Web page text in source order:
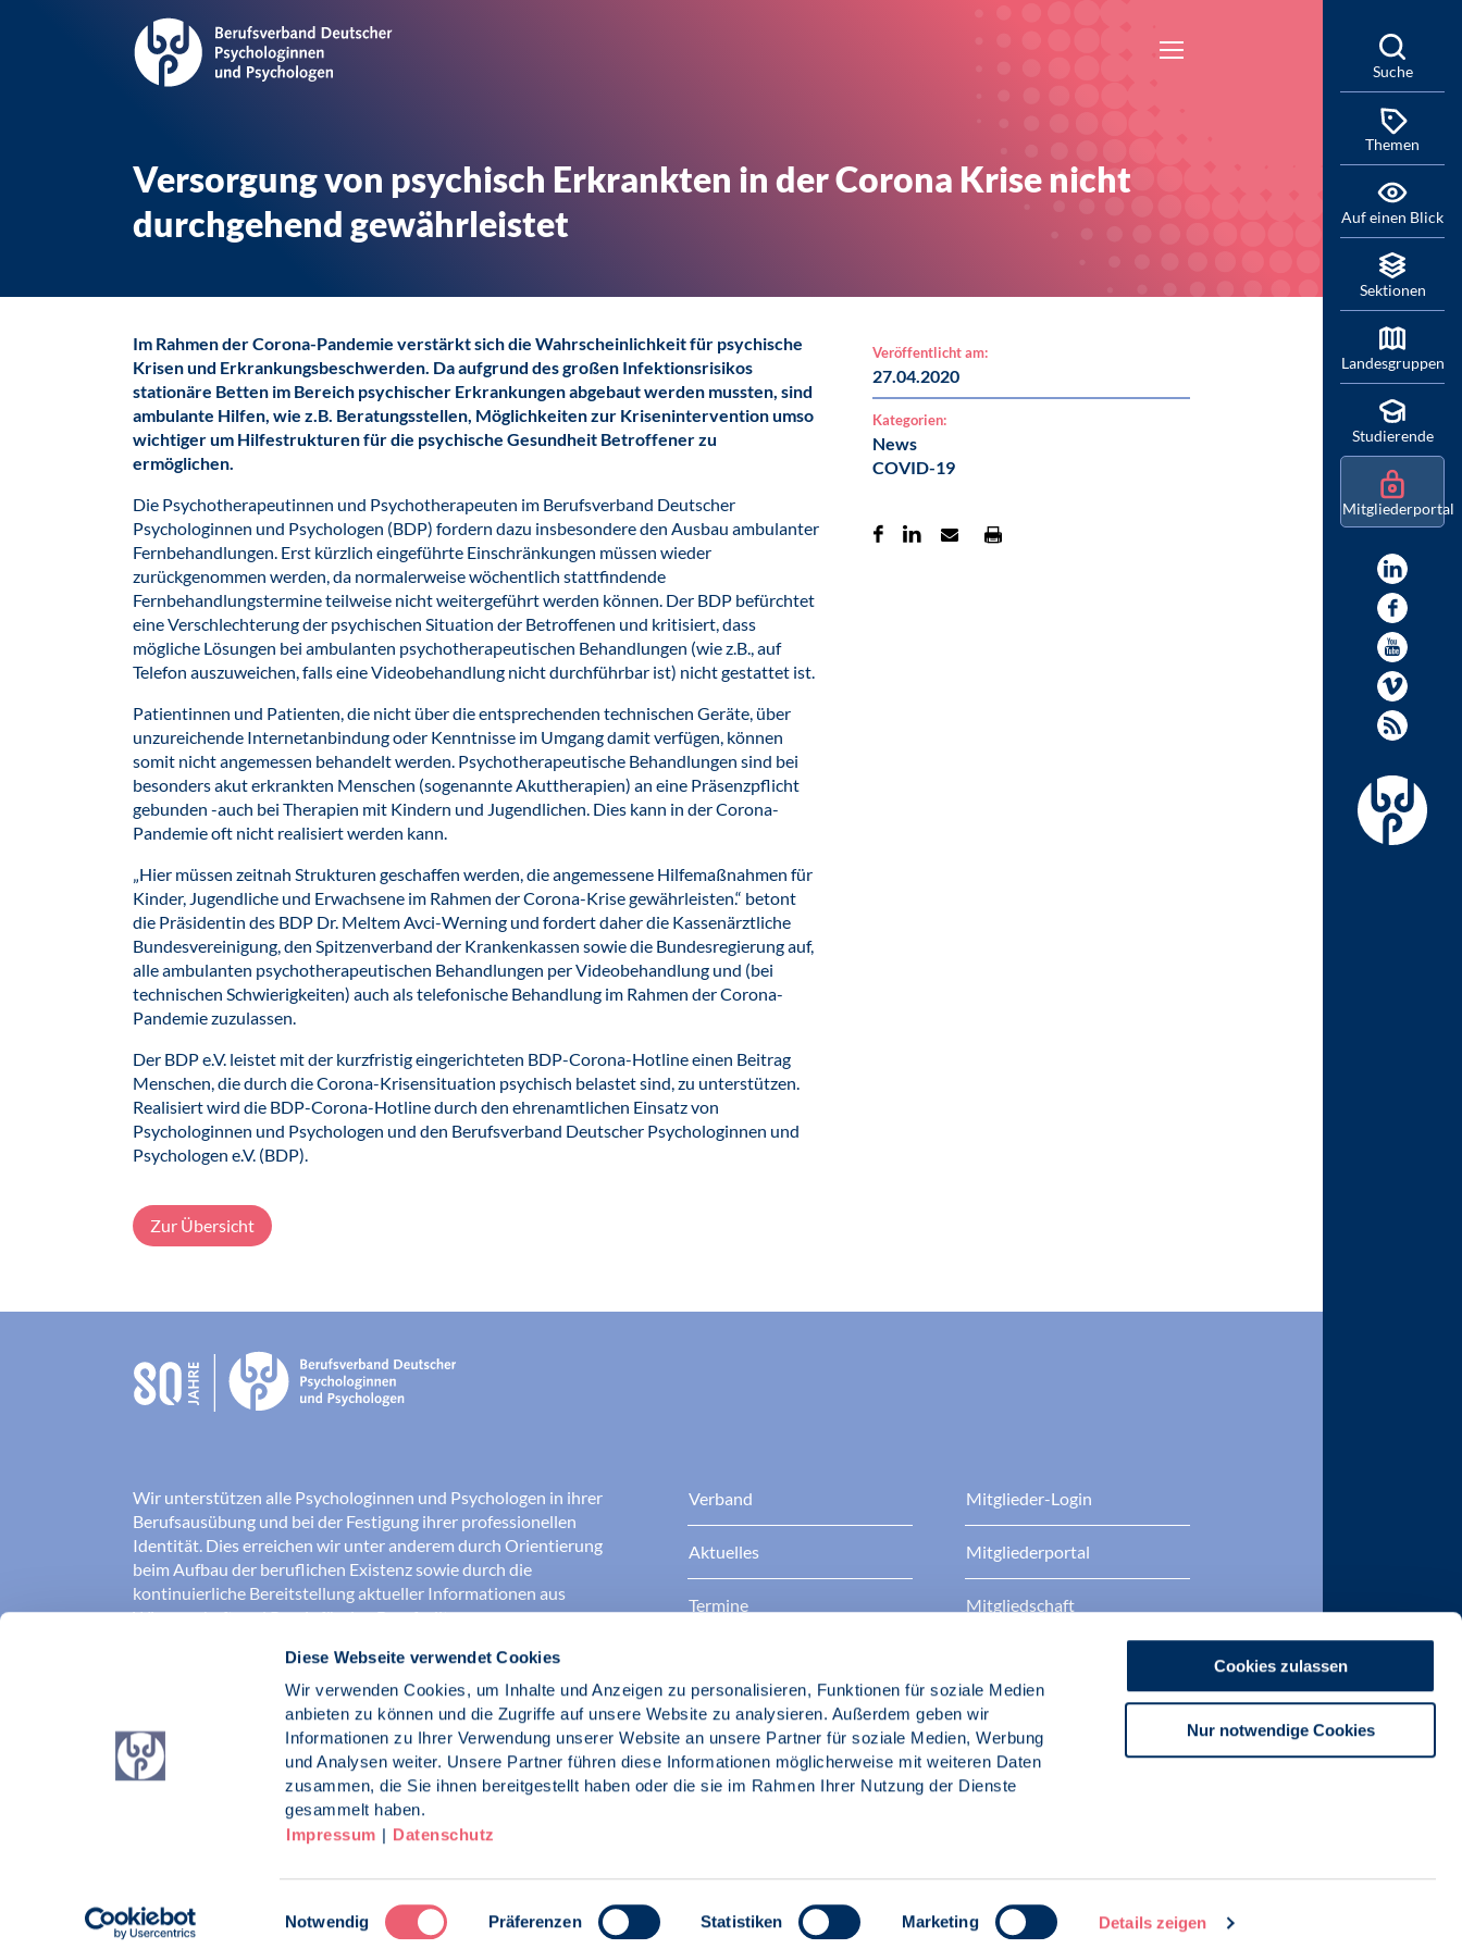
Diese Webseite verwendet Cookies
Wir verwenden Cookies, um Inhalte und Anzeigen zu personalisieren, Funktionen für soziale Medien
anbieten zu können und die Zugriffe auf unsere Website zu analysieren. Außerdem geben wir
Informationen zu Ihrer Verwendung unserer Website an unsere Partner für soziale Medien, Werbung
und Analysen weiter. Unsere Partner führen diese Informationen möglicherweise mit weiteren Daten
zusammen, die Sie ihnen bereitgestellt haben oder die sie im Rahmen Ihrer Nutzung der Dienste
gesammelt haben.
Impressum | Datenschutz
Einwilligungsauswahl
Notwendig Präferenzen Statistiken Marketing Details zeigen
Cookies zulassen
Nur notwendige Cookies
Versorgung von psychisch Erkrankten in der Corona Krise nicht
durchgehend gewährleistet
Im Rahmen der Corona-Pandemie verstärkt sich die Wahrscheinlichkeit für psychische
Krisen und Erkrankungsbeschwerden. Da aufgrund des großen Infektionsrisikos
stationäre Betten im Bereich psychischer Erkrankungen abgebaut werden mussten, sind
ambulante Hilfen, wie z.B. Beratungsstellen, Möglichkeiten zur Krisenintervention umso
wichtiger um Hilfestrukturen für die psychische Gesundheit Betroffener zu
ermöglichen.
Die Psychotherapeutinnen und Psychotherapeuten im Berufsverband Deutscher
Psychologinnen und Psychologen (BDP) fordern dazu insbesondere den Ausbau ambulanter
Fernbehandlungen. Erst kürzlich eingeführte Einschränkungen müssen wieder
zurückgenommen werden, da normalerweise wöchentlich stattfindende
Fernbehandlungstermine teilweise nicht weitergeführt werden können. Der BDP befürchtet
eine Verschlechterung der psychischen Situation der Betroffenen und kritisiert, dass
mögliche Lösungen bei ambulanten psychotherapeutischen Behandlungen (wie z.B., auf
Telefon auszuweichen, falls eine Videobehandlung nicht durchführbar ist) nicht gestattet ist.
Patientinnen und Patienten, die nicht über die entsprechenden technischen Geräte, über
unzureichende Internetanbindung oder Kenntnisse im Umgang damit verfügen, können
somit nicht angemessen behandelt werden. Psychotherapeutische Behandlungen sind bei
besonders akut erkrankten Menschen (sogenannte Akuttherapien) an eine Präsenzpflicht
gebunden -auch bei Therapien mit Kindern und Jugendlichen. Dies kann in der Corona-
Pandemie oft nicht realisiert werden kann.
„Hier müssen zeitnah Strukturen geschaffen werden, die angemessene Hilfemaßnahmen für
Kinder, Jugendliche und Erwachsene im Rahmen der Corona-Krise gewährleisten.“ betont
die Präsidentin des BDP Dr. Meltem Avci-Werning und fordert daher die Kassenärztliche
Bundesvereinigung, den Spitzenverband der Krankenkassen sowie die Bundesregierung auf,
alle ambulanten psychotherapeutischen Behandlungen per Videobehandlung und (bei
technischen Schwierigkeiten) auch als telefonische Behandlung im Rahmen der Corona-
Pandemie zuzulassen.
Der BDP e.V. leistet mit der kurzfristig eingerichteten BDP-Corona-Hotline einen Beitrag
Menschen, die durch die Corona-Krisensituation psychisch belastet sind, zu unterstützen.
Realisiert wird die BDP-Corona-Hotline durch den ehrenamtlichen Einsatz von
Psychologinnen und Psychologen und den Berufsverband Deutscher Psychologinnen und
Psychologen e.V. (BDP).
Veröffentlicht am:
27.04.2020
Kategorien:
News
COVID-19
Zur Übersicht
Wir unterstützen alle Psychologinnen und Psychologen in ihrer
Berufsausübung und bei der Festigung ihrer professionellen
Identität. Dies erreichen wir unter anderem durch Orientierung
beim Aufbau der beruflichen Existenz sowie durch die
kontinuierliche Bereitstellung aktueller Informationen aus
Wissenschaft und Praxis für den Berufsalltag.
Wir erschließen und sichern Berufsfelder und sorgen dafür, dass
Erkenntnisse der Psychologie kompetent und verantwortungsvoll
umgesetzt werden. Darüber hinaus stärken wir das Ansehen aller
Psychologinnen und Psychologen in der Öffentlichkeit und
vertreten eigene berufspolitische Positionen in der Gesellschaft.
Berufsverband Deutscher Psychologinnen und Psychologen
Verband
Aktuelles
Termine
Berufsethik
Fach- und Berufspolitik
Mitglieder-Login
Mitgliederportal
Mitgliedschaft
BDP Zertifizierungen
Impressum
Suche
Themen
Auf einen Blick
Sektionen
Landesgruppen
Studierende
Mitgliederportal